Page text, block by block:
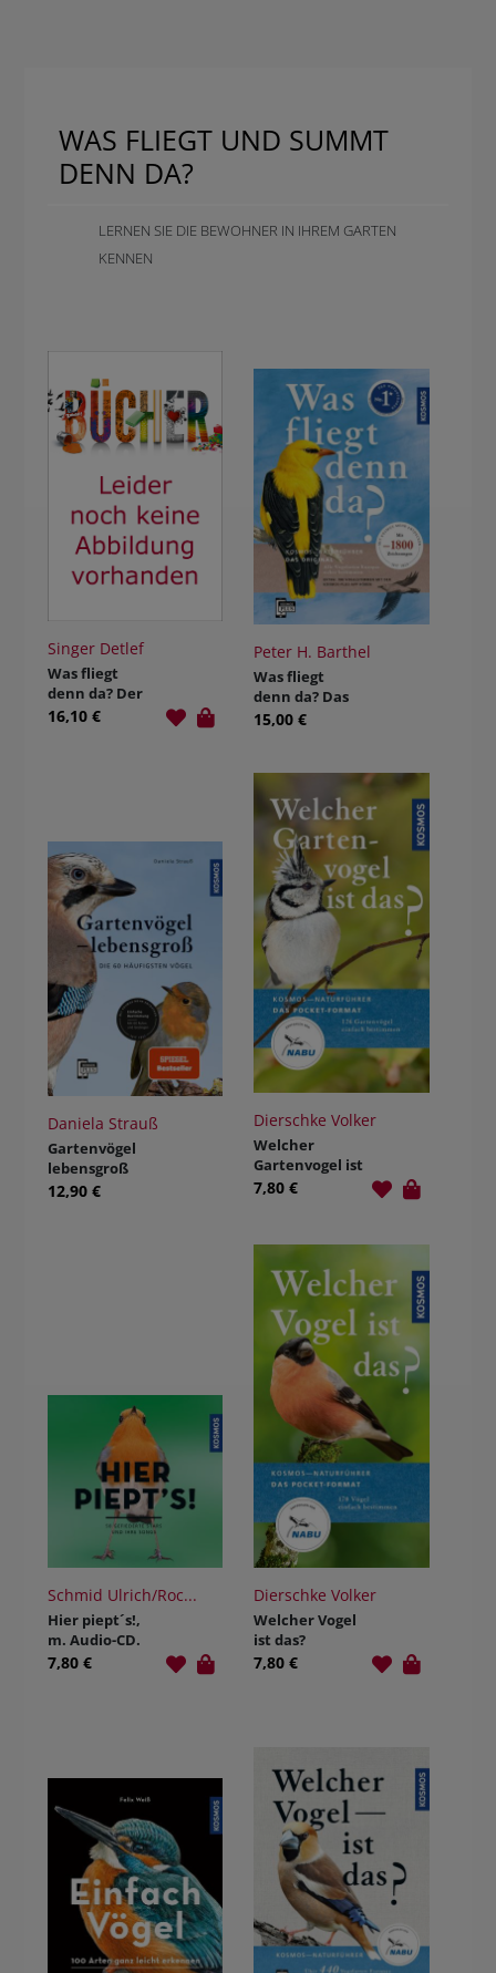
WAS FLIEGT UND SUMMT
DENN DA?
LERNEN SIE DIE BEWOHNER IN IHREM GARTEN
KENNEN
Singer Detlef
Was fliegt
denn da? Der
Fotoband
16,10 €
Peter H. Barthel
Was fliegt
denn da? Das
Original
15,00 €
Daniela Strauß
Gartenvögel
lebensgroß
12,90 €
Dierschke Volker
Welcher
Gartenvogel ist
das?
7,80 €
Schmid Ulrich/Roc...
Hier piept´s!,
m. Audio-CD.
50 gefiederte
7,80 €
Dierschke Volker
Welcher Vogel
ist das?
7,80 €